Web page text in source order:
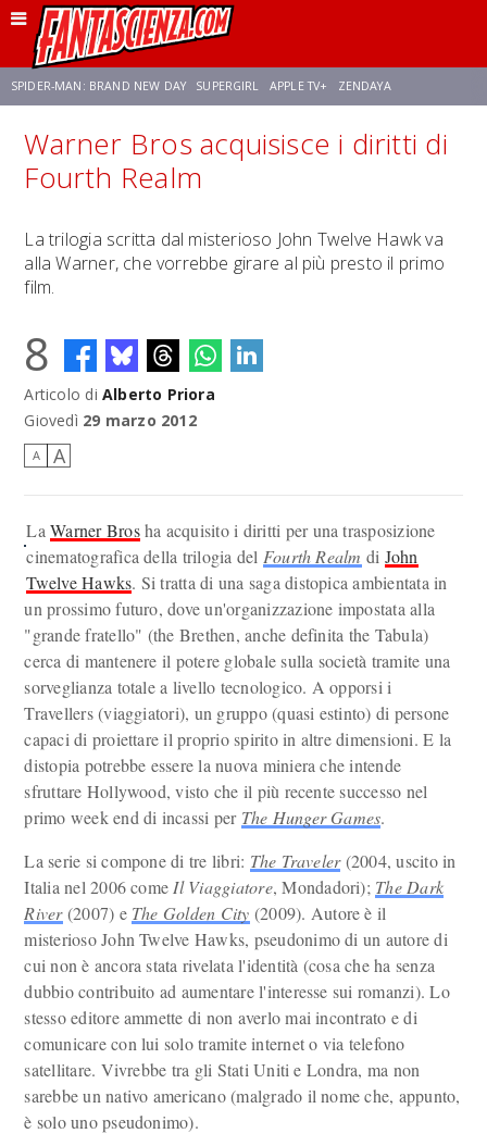
SPIDER-MAN: BRAND NEW DAY SUPERGIRL APPLE TV+ ZENDAYA
FRANCO RICCIARDIELLO AVENGERS: DOOMSDAY STAR TREK NETFLIX
Warner Bros acquisisce i diritti di
Fourth Realm
La trilogia scritta dal misterioso John Twelve Hawk va
alla Warner, che vorrebbe girare al più presto il primo
film.
8
Articolo di Alberto Priora
Giovedì 29 marzo 2012
A A
LaWarner Brosha acquisito i diritti per una trasposizione
cinematografica della trilogia del Fourth Realm di John
Twelve Hawks. Si tratta di una saga distopica ambientata in
un prossimo futuro, dove un'organizzazione impostata alla
"grande fratello" (the Brethen, anche definita the Tabula)
cerca di mantenere il potere globale sulla società tramite una
sorveglianza totale a livello tecnologico. A opporsi i
Travellers (viaggiatori), un gruppo (quasi estinto) di persone
capaci di proiettare il proprio spirito in altre dimensioni. E la
distopia potrebbe essere la nuova miniera che intende
sfruttare Hollywood, visto che il più recente successo nel
primo week end di incassi per The Hunger Games.
La serie si compone di tre libri: The Traveler(2004, uscito in
Italia nel 2006 come Il Viaggiatore, Mondadori); The Dark
River(2007) e The Golden City (2009). Autore è il
misterioso John Twelve Hawks, pseudonimo di un autore di
cui non è ancora stata rivelata l'identità (cosa che ha senza
dubbio contribuito ad aumentare l'interesse sui romanzi). Lo
stesso editore ammette di non averlo mai incontrato e di
comunicare con lui solo tramite internet o via telefono
satellitare. Vivrebbe tra gli Stati Uniti e Londra, ma non
sarebbe un nativo americano (malgrado il nome che, appunto,
è solo uno pseudonimo).